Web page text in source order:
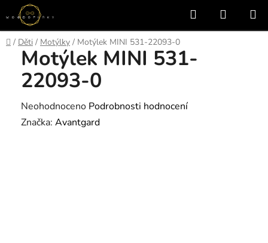
Přejít
na
obsah
Hledat
KOŠÍK
Domů
/ Děti / Motýlky / Motýlek MINI 531-22093-0
Motýlek MINI 531-
22093-0
Průměrné
hodnocení
Neohodnoceno Podrobnosti hodnocení
Značka: Avantgard